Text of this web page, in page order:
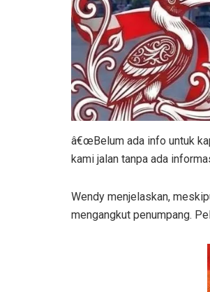
â€œBelum ada info untuk
kami jalan tanpa ada
Wendy menjelaskan,
mengangkut penumpang.